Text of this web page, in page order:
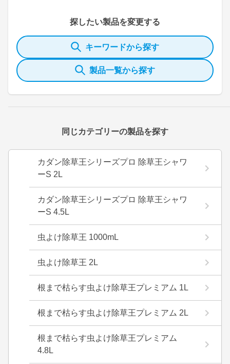
探したい製品を変更する
キーワードから探す
製品一覧から探す
同じカテゴリーの製品を探す
カダン除草王シリーズプロ 除草王シャワ
ーS 2L
カダン除草王シリーズプロ 除草王シャワ
ーS 4.5L
虫よけ除草王 1000mL
虫よけ除草王 2L
根まで枯らす虫よけ除草王プレミアム 1L
根まで枯らす虫よけ除草王プレミアム 2L
根まで枯らす虫よけ除草王プレミアム
4.8L